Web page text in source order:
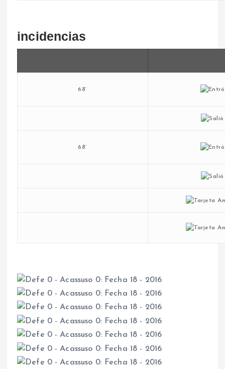
incidencias
68`
68`